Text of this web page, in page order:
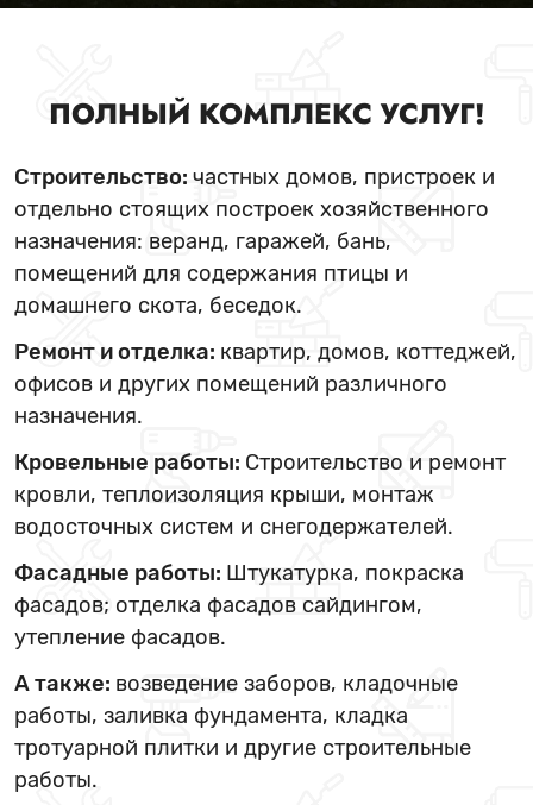
ПОЛНЫЙ КОМПЛЕКС УСЛУГ!
Строительство: частных домов, пристроек и
отдельно стоящих построек хозяйственного
назначения: веранд, гаражей, бань,
помещений для содержания птицы и
домашнего скота, беседок.
Ремонт и отделка: квартир, домов, коттеджей,
офисов и других помещений различного
назначения.
Кровельные работы: Строительство и ремонт
кровли, теплоизоляция крыши, монтаж
водосточных систем и снегодержателей.
Фасадные работы: Штукатурка, покраска
фасадов; отделка фасадов сайдингом,
утепление фасадов.
А также: возведение заборов, кладочные
работы, заливка фундамента, кладка
тротуарной плитки и другие строительные
работы.